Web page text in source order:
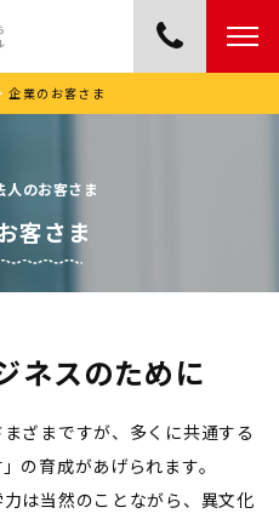
企業のお客さま
人のお客さま
客さま
ネスのために
ざまですが、多くに共通する
の育成があげられます。
は当然のことながら、異文化